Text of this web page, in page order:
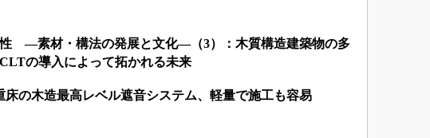
―素材・構法の発展と文化―（3）：木質構造建築物の多
の導入によって拓かれる未来
床の木造最高レベル遮音システム、軽量で施工も容易